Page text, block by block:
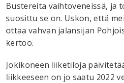
Bustereita vaihtoveneissä, ja
suosittu se on. Uskon, että
ottaa vahvan jalansijan
kertoo.
Jokikoneen liiketiloja
liikkeeseen on jo saatu 2022